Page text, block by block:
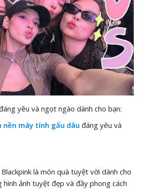
yêu và ngọt ngào dành cho bạn:
nền máy tính gấu dâu đáng yêu và
là món quà tuyệt vời dành cho
hình ảnh tuyệt đẹp và đầy phong cách